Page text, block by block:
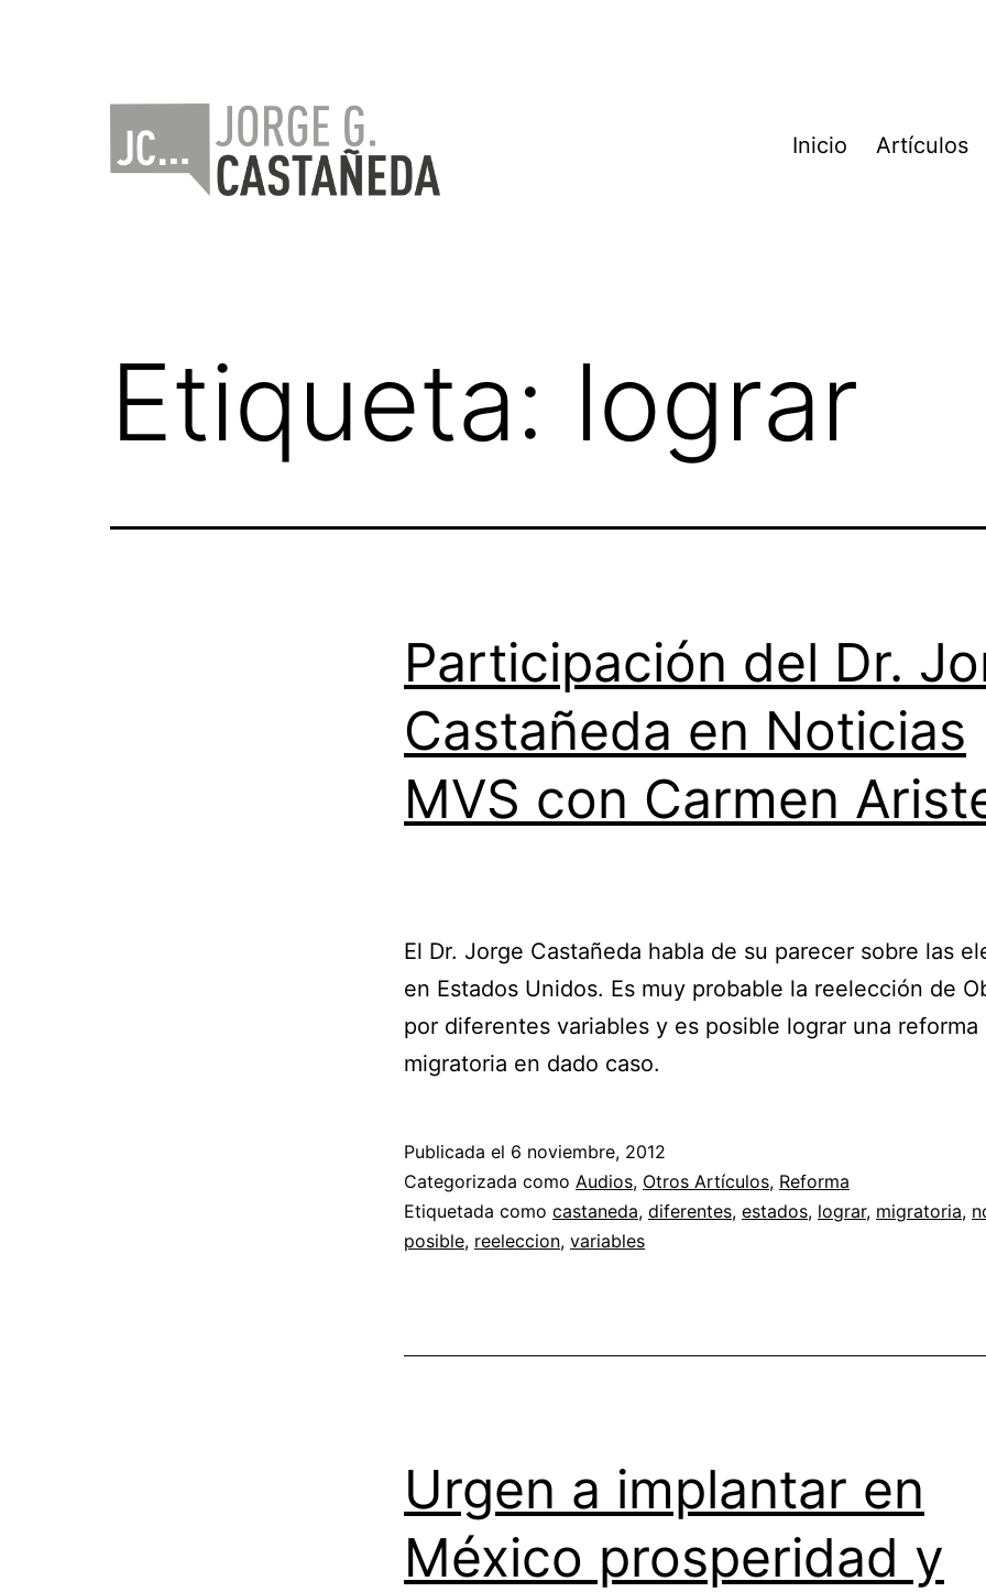
Inicio Artículos
Etiqueta: lograr
Participación del Dr.
Castañeda en Noticias
MVS con Carmen
El Dr. Jorge Castañeda habla de su parecer sobre las
en Estados Unidos. Es muy probable la reelección de
por diferentes variables y es posible lograr una reforma
migratoria en dado caso.
Publicada el 6 noviembre, 2012
Categorizada como Audios, Otros Artículos, Reforma
Etiquetada como castaneda, diferentes, estados, lograr, migratoria,
posible, reeleccion, variables
Urgen a implantar en
México prosperidad y